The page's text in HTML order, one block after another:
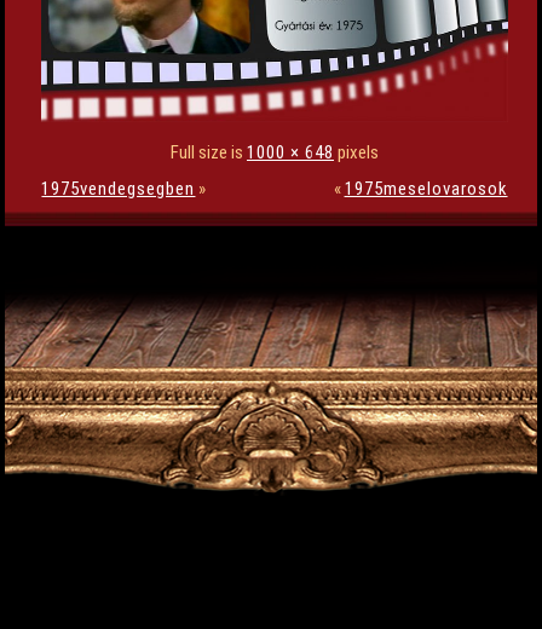
Full size is 1000 × 648 pixels
1975vendegsegben » «1975meselovarosok